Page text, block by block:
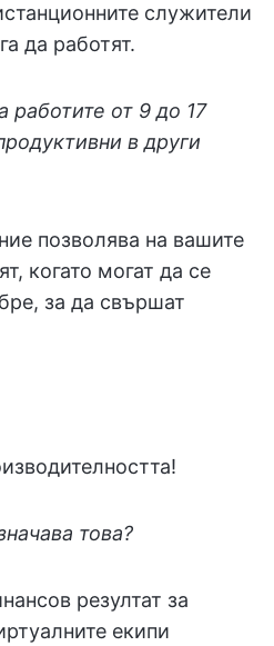
служители
да работят.
работите от 9 до 17
в други
позволява на вашите
когато могат да се
за да свършат
това?
резултат за
екипи